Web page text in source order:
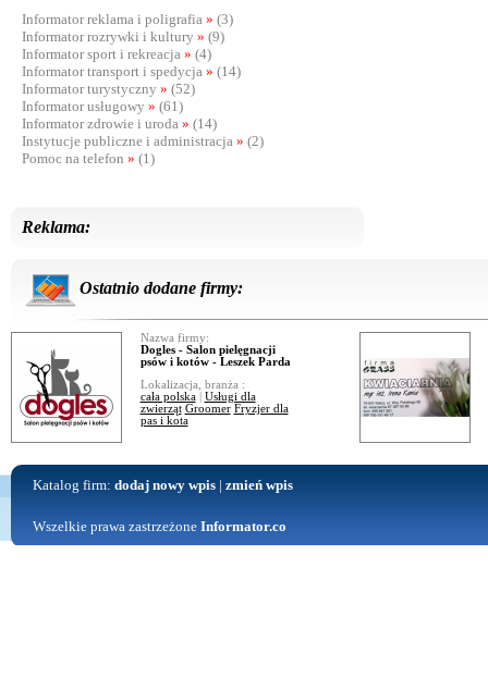
Informator reklama i poligrafia » (3)
Informator rozrywki i kultury » (9)
Informator sport i rekreacja » (4)
Informator transport i spedycja » (14)
Informator turystyczny » (52)
Informator usługowy » (61)
Informator zdrowie i uroda » (14)
Instytucje publiczne i administracja » (2)
Pomoc na telefon » (1)
Reklama:
Ostatnio dodane firmy:
Nazwa firmy:
Dogles - Salon pielęgnacji
psów i kotów - Leszek Parda
Lokalizacja, branża :
cała polska| Usługi dla
zwierząt Groomer Fryzjer dla
pas i kota
Katalog firm: dodaj nowy wpis| zmień wpis
Wszelkie prawa zastrzeżone Informator.co